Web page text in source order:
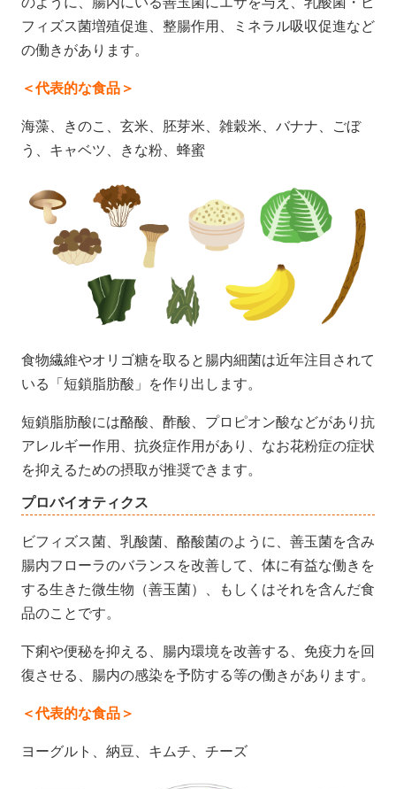
フィズス菌増殖促進、整腸作用、ミネラル吸収促進など
の働きがあります。
＜代表的な食品＞
海藻、きのこ、玄米、胚芽米、雑穀米、バナナ、ごぼ
う、キャベツ、きな粉、蜂蜜
食物繊維やオリゴ糖を取ると腸内細菌は近年注目されて
いる「短鎖脂肪酸」を作り出します。
短鎖脂肪酸には酪酸、酢酸、プロピオン酸などがあり抗
アレルギー作用、抗炎症作用があり、なお花粉症の症状
を抑えるための摂取が推奨できます。
プロバイオティクス
ビフィズス菌、乳酸菌、酪酸菌のように、善玉菌を含み
腸内フローラのバランスを改善して、体に有益な働きを
する生きた微生物（善玉菌）、もしくはそれを含んだ食
品のことです。
下痢や便秘を抑える、腸内環境を改善する、免疫力を回
復させる、腸内の感染を予防する等の働きがあります。
＜代表的な食品＞
ヨーグルト、納豆、キムチ、チーズ